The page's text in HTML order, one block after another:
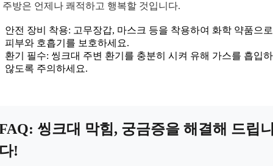
주방은 언제나 쾌적하고 행복할 것입니다.
안전 장비 착용: 고무장갑, 마스크 등을 착용하여 화학 약품으
피부와 호흡기를 보호하세요.
환기 필수: 씽크대 주변 환기를 충분히 시켜 유해 가스를 흡입
않도록 주의하세요.
씽크대 막힘, 궁금증을 해결해 드립
!